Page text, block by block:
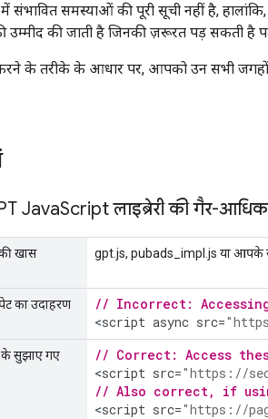
संभावित समस्याओं की पूरी सूची नहीं है,
उम्मीद की जाती है जिनकी ज़रूरत पड़ सकती है
के तरीके के आधार पर, आपको उन सभी
JavaScript लाइब्रेरी की गैर-
खास
gpt.js, pubads_impl.js या आपके
का उदाहरण
// Incorrect:
<script async src=
के सुझाए गए
// Correct: Access
<script src="https://
// Also correct, if
<script src="https://